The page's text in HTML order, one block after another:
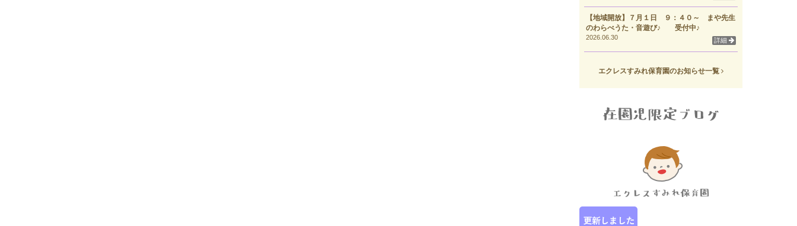
【地域開放】７月１日 ９：４０～ まや先生
のわらべうた・音遊び♪ 受付中♪
2026.06.30 詳細
エクレスすみれ保育園のお知らせ一覧